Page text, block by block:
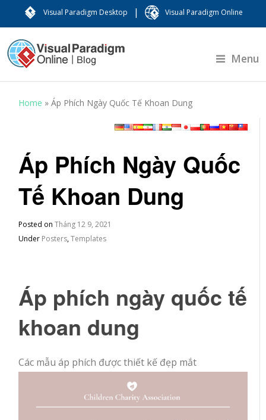
Visual Paradigm Desktop | Visual Paradigm Online
Menu
Home »Áp Phích Ngày Quốc Tế Khoan Dung
Áp Phích Ngày Quốc
Tế Khoan Dung
Posted onTháng 12 9, 2021
Under Posters,Templates
Áp phích ngày quốc tế
khoan dung
Các mẫu áp phích được thiết kế đẹp mắt